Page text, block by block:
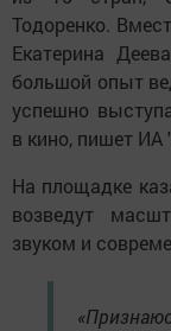
Тодоренко.
Екатерина
большой опыт
успешно
в кино, пишет ИА
На площадке
возведут
звуком и